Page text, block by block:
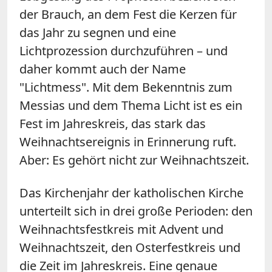
der Brauch, an dem Fest die Kerzen für
das Jahr zu segnen und eine
Lichtprozession durchzuführen – und
daher kommt auch der Name
"Lichtmess". Mit dem Bekenntnis zum
Messias und dem Thema Licht ist es ein
Fest im Jahreskreis, das stark das
Weihnachtsereignis in Erinnerung ruft.
Aber: Es gehört nicht zur Weihnachtszeit.
Das Kirchenjahr der katholischen Kirche
unterteilt sich in drei große Perioden: den
Weihnachtsfestkreis mit Advent und
Weihnachtszeit, den Osterfestkreis und
die Zeit im Jahreskreis. Eine genaue